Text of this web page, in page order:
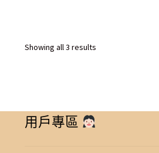
Showing all 3 resultsSorted
用戶專區